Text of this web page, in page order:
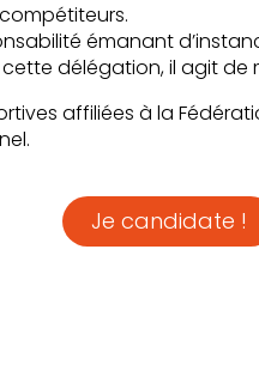
émanant
délégation, il agit de
affiliées à la
Je candidate !